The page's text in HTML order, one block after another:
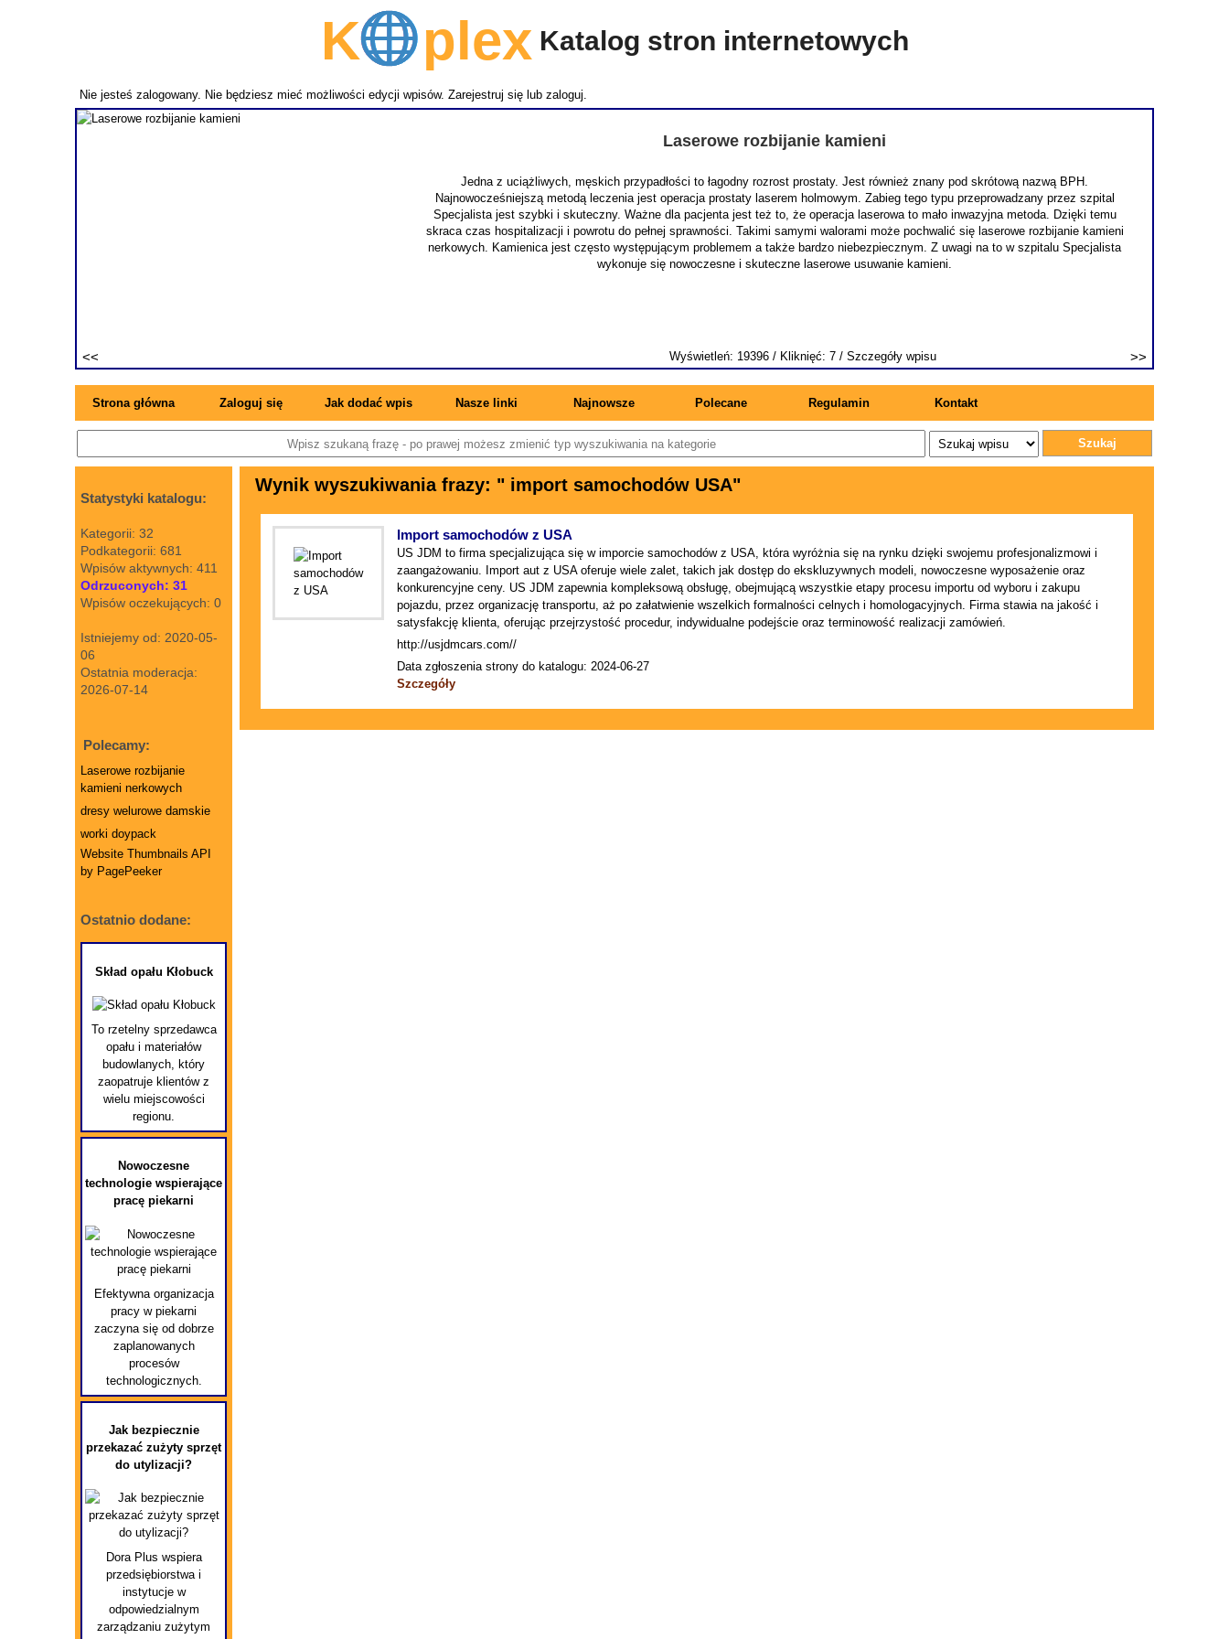
Kplex Katalog stron internetowych
Nie jesteś zalogowany. Nie będziesz mieć możliwości edycji wpisów. Zarejestruj się lub zaloguj.
Laserowe rozbijanie kamieni
Jedna z uciążliwych, męskich przypadłości to łagodny rozrost prostaty. Jest również znany pod skrótową nazwą BPH.
Najnowocześniejszą metodą leczenia jest operacja prostaty laserem holmowym. Zabieg tego typu przeprowadzany przez szpital
Specjalista jest szybki i skuteczny. Ważne dla pacjenta jest też to, że operacja laserowa to mało inwazyjna metoda. Dzięki temu
skraca czas hospitalizacji i powrotu do pełnej sprawności. Takimi samymi walorami może pochwalić się laserowe rozbijanie kamieni
nerkowych. Kamienica jest często występującym problemem a także bardzo niebezpiecznym. Z uwagi na to w szpitalu Specjalista
wykonuje się nowoczesne i skuteczne laserowe usuwanie kamieni.
Wyświetleń: 19396 / Kliknięć: 7 / Szczegóły wpisu
Strona główna Zaloguj się Jak dodać wpis Nasze linki Najnowsze Polecane Regulamin Kontakt
Szukaj
Statystyki katalogu:
Kategorii: 32
Podkategorii: 681
Wpisów aktywnych: 411
Odrzuconych: 31
Wpisów oczekujących: 0
Istniejemy od: 2020-05-
06
Ostatnia moderacja:
2026-07-14
Polecamy:
Laserowe rozbijanie
kamieni nerkowych
dresy welurowe damskie
worki doypack
Website Thumbnails API
by PagePeeker
Ostatnio dodane:
Skład opału Kłobuck
To rzetelny sprzedawca
opału i materiałów
budowlanych, który
zaopatruje klientów z
wielu miejscowości
regionu.
Nowoczesne
technologie wspierające
pracę piekarni
Efektywna organizacja
pracy w piekarni
zaczyna się od dobrze
zaplanowanych
procesów
technologicznych.
Jak bezpiecznie
przekazać zużyty sprzęt
do utylizacji?
Dora Plus wspiera
przedsiębiorstwa i
instytucje w
odpowiedzialnym
zarządzaniu zużytym
Wynik wyszukiwania frazy: " import samochodów USA"
Import samochodów z USA
US JDM to firma specjalizująca się w imporcie samochodów z USA, która wyróżnia się na rynku dzięki swojemu profesjonalizmowi i
zaangażowaniu. Import aut z USA oferuje wiele zalet, takich jak dostęp do ekskluzywnych modeli, nowoczesne wyposażenie oraz
konkurencyjne ceny. US JDM zapewnia kompleksową obsługę, obejmującą wszystkie etapy procesu importu od wyboru i zakupu
pojazdu, przez organizację transportu, aż po załatwienie wszelkich formalności celnych i homologacyjnych. Firma stawia na jakość i
satysfakcję klienta, oferując przejrzystość procedur, indywidualne podejście oraz terminowość realizacji zamówień.
http://usjdmcars.com//
Data zgłoszenia strony do katalogu: 2024-06-27
Szczegóły